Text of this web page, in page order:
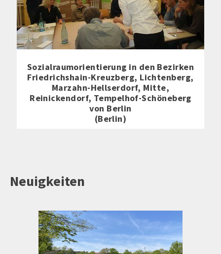
Sozialraumorientierung in den Bezirken
Friedrichshain-Kreuzberg, Lichtenberg,
Marzahn-Hellserdorf, Mitte,
Reinickendorf, Tempelhof-Schöneberg
von Berlin
(Berlin)
Neuigkeiten